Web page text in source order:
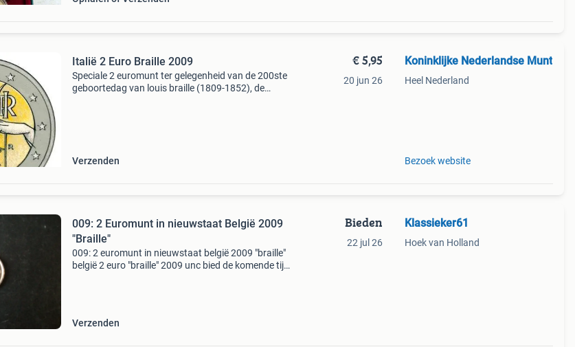
Italië 2 Euro Braille 2009
Speciale 2 euromunt ter gelegenheid van de 200ste
geboortedag van louis braille (1809-1852), de
Verzenden
€ 5,95
20 jun 26
Koninklijke Nederlandse Munt
Heel Nederland
Bezoek website
009: 2 Euromunt in nieuwstaat België 2009
"Braille"
009: 2 euromunt in nieuwstaat belgië 2009 "braille"
belgië 2 euro "braille" 2009 unc bied de komende tijd
Verzenden
Bieden
22 jul 26
Klassieker61
Hoek van Holland